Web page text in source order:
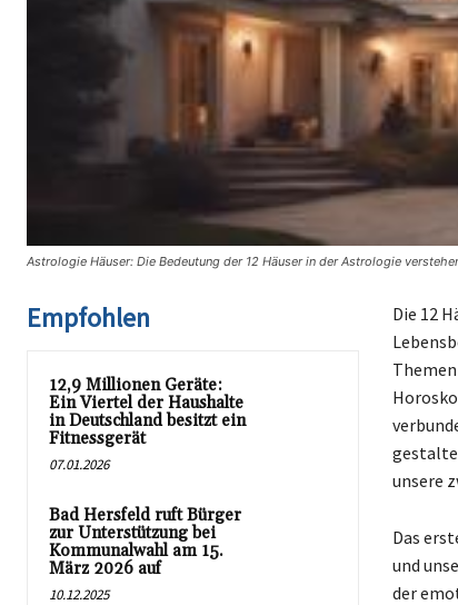
Astrologie Häuser: Die Bedeutung der 12 Häuser in der Astrologie
Empfohlen
12,9 Millionen Geräte:
Ein Viertel der Haushalte
in Deutschland besitzt ein
Fitnessgerät
07.01.2026
Bad Hersfeld ruft Bürger
zur Unterstützung bei
Kommunalwahl am 15.
März 2026 auf
10.12.2025
Die 12
unsere
Das
und
der